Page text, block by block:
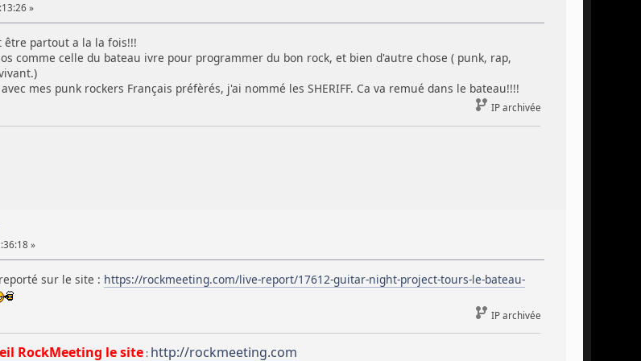
»
être partout a la la fois!!!
comme celle du bateau ivre pour programmer du bon rock, et bien d'autre chose ( punk, rap,
mes punk rockers Français préfèrés, j'ai nommé les SHERIFF. Ca va remué dans le bateau!!!!
IP archivée
»
sur le site : https://rockmeeting.com/live-report/17612-guitar-night-project-tours-le-bateau-
IP archivée
RockMeeting le site: http://rockmeeting.com